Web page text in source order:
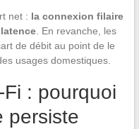
net : la connexion filaire
. En revanche, les
de débit au point de le
usages domestiques.
: pourquoi
persiste